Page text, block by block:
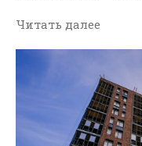
Читать далее